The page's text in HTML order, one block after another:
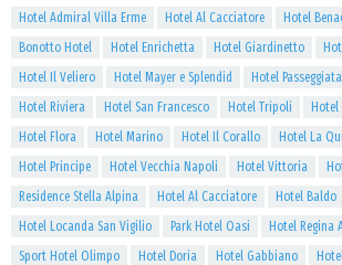
Hotel Admiral Villa Erme
Hotel Al Cacciatore Hotel
Bonotto Hotel
Hotel Enrichetta Hotel Giardinetto
Hotel Il Veliero
Hotel Mayer e Splendid Hotel Passeggiata
Hotel Riviera
Hotel San Francesco Hotel Tripoli
Hotel Flora
Hotel Marino Hotel Il Corallo Hotel La
Hotel Principe
Hotel Vecchia Napoli Hotel Vittoria
Residence Stella Alpina
Hotel Al Cacciatore Hotel Baldo
Hotel Locanda San Vigilio
Park Hotel Oasi
Hotel Regina
Sport Hotel Olimpo
Hotel Doria Hotel Gabbiano